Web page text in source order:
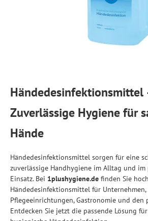
Händedesinfektionsmittel
Zuverlässige Hygiene für
Hände
Händedesinfektionsmittel sorgen für eine
zuverlässige Handhygiene im Alltag und im
Einsatz. Bei 1plushygiene.de finden Sie
Händedesinfektionsmittel für Unternehmen,
Pflegeeinrichtungen, Gastronomie und den
Entdecken Sie jetzt die passende Lösung